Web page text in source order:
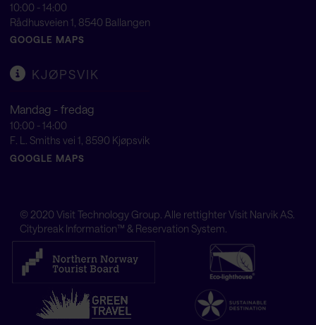
10:00 - 14:00
Rådhusveien 1, 8540 Ballangen
GOOGLE MAPS
KJØPSVIK
Mandag - fredag
10:00 - 14:00
F. L. Smiths vei 1, 8590 Kjøpsvik
GOOGLE MAPS
© 2020 Visit Technology Group . Alle rettighter Visit Narvik AS.
Citybreak Information™ & Reservation System.